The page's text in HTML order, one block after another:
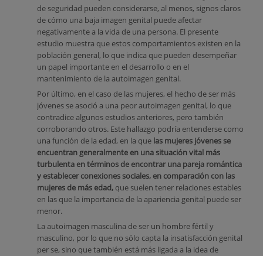
de seguridad pueden considerarse, al menos, signos claros
de cómo una baja imagen genital puede afectar
negativamente a la vida de una persona. El presente
estudio muestra que estos comportamientos existen en la
población general, lo que indica que pueden desempeñar
un papel importante en el desarrollo o en el
mantenimiento de la autoimagen genital.
Por último, en el caso de las mujeres, el hecho de ser más
jóvenes se asoció a una peor autoimagen genital, lo que
contradice algunos estudios anteriores, pero también
corroborando otros. Este hallazgo podría entenderse como
una función de la edad, en la que las mujeres jóvenes se
encuentran generalmente en una situación vital más
turbulenta en términos de encontrar una pareja romántica
y establecer conexiones sociales, en comparación con las
mujeres de más edad, que suelen tener relaciones estables
en las que la importancia de la apariencia genital puede ser
menor.
La autoimagen masculina de ser un hombre fértil y
masculino, por lo que no sólo capta la insatisfacción genital
per se, sino que también está más ligada a la idea de